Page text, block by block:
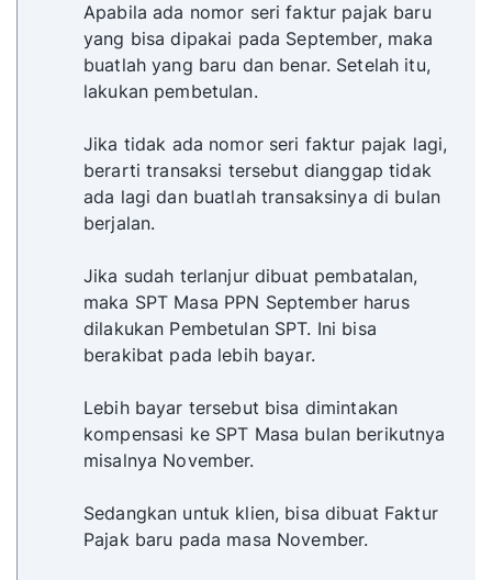
Apabila ada nomor seri faktur pajak baru
yang bisa dipakai pada September, maka
buatlah yang baru dan benar. Setelah itu,
lakukan pembetulan.
Jika tidak ada nomor seri faktur pajak lagi,
berarti transaksi tersebut dianggap tidak
ada lagi dan buatlah transaksinya di bulan
berjalan.
Jika sudah terlanjur dibuat pembatalan,
maka SPT Masa PPN September harus
dilakukan Pembetulan SPT. Ini bisa
berakibat pada lebih bayar.
Lebih bayar tersebut bisa dimintakan
kompensasi ke SPT Masa bulan berikutnya
misalnya November.
Sedangkan untuk klien, bisa dibuat Faktur
Pajak baru pada masa November.